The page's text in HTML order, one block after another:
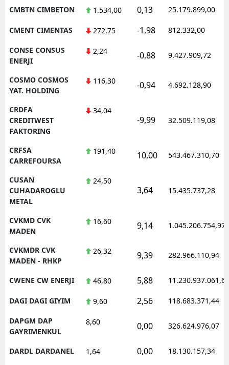
CMBTN CIMBETON 1.534,00 0,13 25.179.899,00
CMENT CIMENTAS 272,75 -1,98 812.332,00
CONSE CONSUS
ENERJI
2,24 -0,88 9.427.909,72
COSMO COSMOS
YAT. HOLDING
116,30 -0,94 4.692.128,90
CRDFA
CREDITWEST
FAKTORING
34,04
-9,99 32.509.119,08
CRFSA
CARREFOURSA
191,40 10,00 543.467.310,70
CUSAN
CUHADAROGLU
METAL
24,50
3,64 15.435.737,28
CVKMD CVK
MADEN
16,60 9,14 1.045.206.754,97
CVKMDR CVK
MADEN - RHKP
26,32 9,39 282.966.110,94
CWENE CW ENERJI 46,80 5,88 11.230.937.061,62
DAGI DAGI GIYIM 9,60 2,56 118.683.371,44
DAPGM DAP
GAYRIMENKUL
8,60 0,00 326.624.976,07
DARDL DARDANEL 1,64 0,00 18.130.157,34